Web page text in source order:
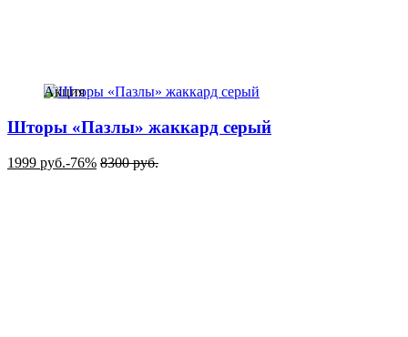
Акция
Шторы «Пазлы» жаккард серый
1999 руб.-76% 8300руб.